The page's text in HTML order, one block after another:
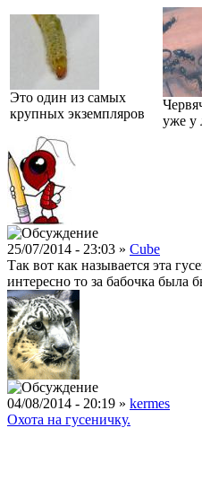
Это один из самых
крупных экземпляров
уже у
25/07/2014 - 23:03 » Cube
Так вот как называется эта
интересно то за бабочка была
04/08/2014 - 20:19 » kermes
Охота на гусеничку.